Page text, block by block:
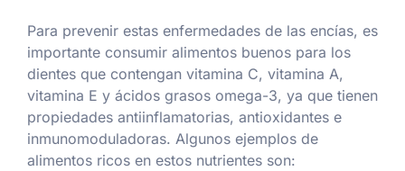
Para prevenir estas enfermedades de las encías, es
importante consumir alimentos buenos para los
dientes que contengan vitamina C, vitamina A,
vitamina E y ácidos grasos omega-3, ya que tienen
propiedades antiinflamatorias, antioxidantes e
inmunomoduladoras. Algunos ejemplos de
alimentos ricos en estos nutrientes son: